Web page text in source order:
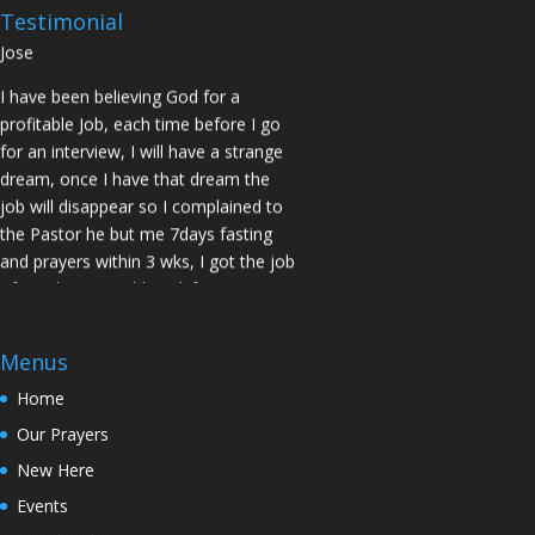
Testimonial
two offers Praise God. Brother J.O San
Jose
I have been believing God for a
profitable Job, each time before I go
for an interview, I will have a strange
dream, once I have that dream the
job will disappear so I complained to
the Pastor he but me 7days fasting
and prayers within 3 wks, I got the job
of my desire, I told God if He gives me
JESUS Thank you! You are Awesome
in my life. Sis M.C Stockton
My Husband keep leaving the house
for other women and this time he
me and in 7 Days my Husband came
Menus
Home
Our Prayers
New Here
Events